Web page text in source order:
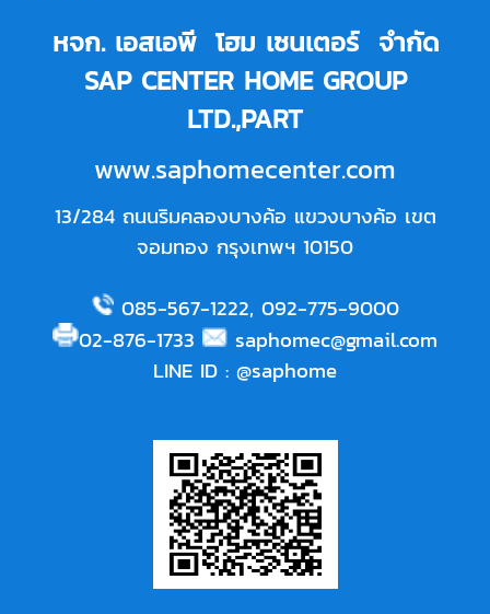
หจก. เอสเอพี โฮม เซนเตอร์ จำกัด
SAP CENTER HOME GROUP
LTD.,PART
www.saphomecenter.com
13/284 ถนนริมคลองบางค้อ แขวงบางค้อ เขต
จอมทอง กรุงเทพฯ 10150
085-567-1222, 092-775-9000
02-876-1733
saphomec@gmail.com
LINE ID : @saphome